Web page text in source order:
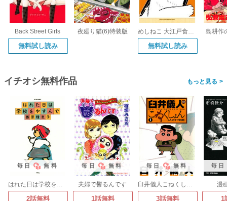
Back Street Girls
無料試し読み
夜廻り猫(6)特装版 めしねこ 大江戸食楽猫物語
無料試し読み
島耕作
イチオシ無料作品 >
毎日 無料
はれた日は学校をやすんで
2話無料
毎日 無料
夫婦で鬱るんです
1話無料
毎日 無料
臼井儀人こねくしょん
3話無料
毎日
漫
1